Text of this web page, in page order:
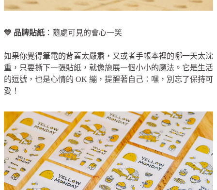
💛 品牌貼紙：隨處可見的會心一笑
如果你覺得筆電的背蓋太嚴肅，又或者手帳本裡的哪一天太沈
重，只要撕下一張貼紙，就像施展一個小小的魔法。它是生活
的逗號，也是心情的 OK 繃，提醒著自己：嘿，別忘了保持可
愛！